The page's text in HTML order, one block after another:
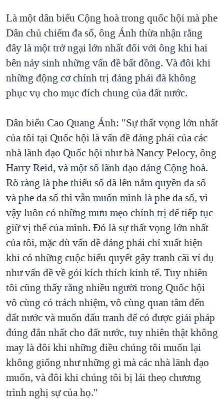
Là một dân biểu Cộng hoà trong quốc hội mà phe
Dân chủ chiếm đa số, ông Ánh thừa nhận rằng
đây là một trở ngại lớn nhất đối với ông khi hai
bên nảy sinh những vấn đề bất đồng. Và đôi khi
những động cơ chính trị đảng phái đã không
phục vụ cho mục đích chung của đất nước.
Dân biểu Cao Quang Ánh: "Sự thất vọng lớn nhất
của tôi tại Quốc hội là vấn đề đảng phái của các
nhà lãnh đạo Quốc hội như bà Nancy Pelocy, ông
Harry Reid, và một số lãnh đạo đảng Cộng hoà.
Rõ ràng là phe thiểu số đã lên nắm quyền đa số
và phe đa số thì vẫn muốn mình là phe đa số, vì
vậy luôn có những mưu mẹo chính trị để tiếp tục
giữ vị thế của mình. Đó là sự thất vọng lớn nhất
của tôi, mặc dù vấn đề đảng phái chỉ xuất hiện
khi có những cuộc biểu quyết gây tranh cãi ví dụ
như vấn đề về gói kích thích kinh tế. Tuy nhiên
tôi cũng thấy rằng nhiều người trong Quốc hội
vô cùng có trách nhiệm, vô cùng quan tâm đến
đất nước và muốn đấu tranh để có được giải pháp
đúng đắn nhất cho đất nước, tuy nhiên thật không
may là đôi khi những điều chúng tôi muốn lại
không giống như những gì mà các nhà lãnh đạo
muốn, và đôi khi chúng tôi bị lái theọ chương
trình nghị sự của họ."